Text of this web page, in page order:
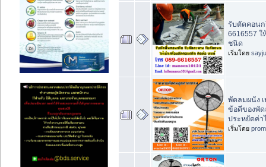
รับตัดคอน
6616557 ใ
ชนิด
เริ่มโดย
พัดลมผนัง
ข้อดีของพั
ประหยัดค่า
เริ่มโดย